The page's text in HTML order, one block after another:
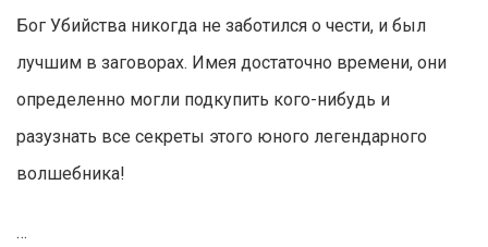
Бог Убийства никогда не заботился о чести, и был
лучшим в заговорах. Имея достаточно времени, они
определенно могли подкупить кого-нибудь и
разузнать все секреты этого юного легендарного
волшебника!
…